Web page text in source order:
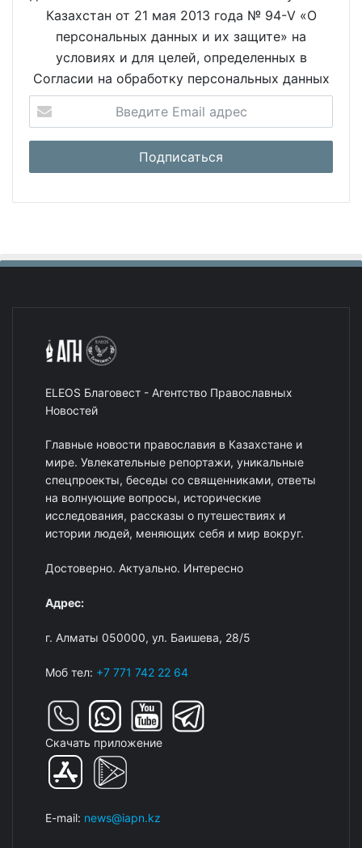
персональных данных и их защите» на
условиях и для целей, определенных в
Согласии на обработку персональных данных
ELEOS Благовест - Агентство Православных
Главные новости православия в Казахстане и
мире. Увлекательные репортажи, уникальные
спецпроекты, беседы со священниками, ответы
на волнующие вопросы, исторические
исследования, рассказы о путешествиях и
истории людей, меняющих себя и мир вокруг.
Достоверно. Актуально. Интересно
Адрес:
г. Алматы 050000, ул. Баишева, 28/5
Моб тел:+7 771 742 22 64
Скачать приложение
E-mail: news@iapn.kz